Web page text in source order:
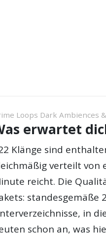
Loops Dark Ambiences
erwartet
Klänge sind
verteilt von
reicht. Die
standesgemäße
in
schon an, was